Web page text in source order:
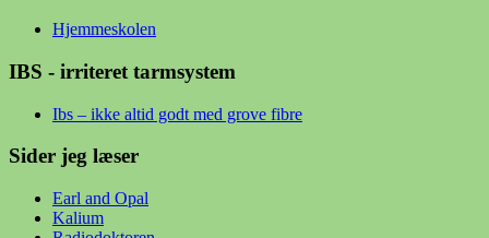
Hjemmeskolen
IBS - irriteret tarmsystem
Ibs – ikke altid godt med grove fibre
Sider jeg læser
Earl and Opal
Kalium